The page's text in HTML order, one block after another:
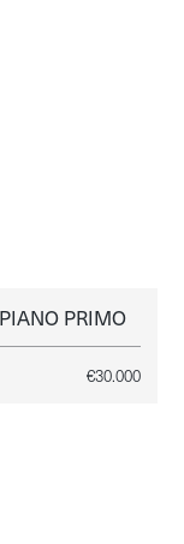
PRIMO
€30.000